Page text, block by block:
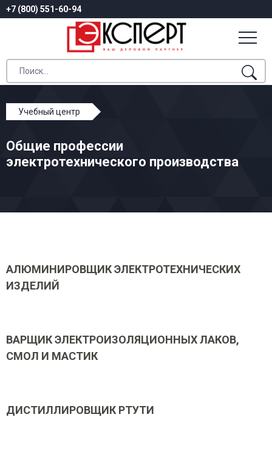
+7 (800) 551-60-94
Учебный центр
Общие профессии электротехнического
производства
Общие профессии
электротехнического производства
АЛЮМИНИРОВЩИК ЭЛЕКТРОТЕХНИЧЕСКИХ
ИЗДЕЛИЙ
ВАРЩИК ЭЛЕКТРОИЗОЛЯЦИОННЫХ ЛАКОВ,
СМОЛ И МАСТИК
ДИСТИЛЛИРОВЩИК РТУТИ